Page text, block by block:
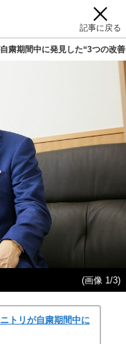
記事に戻る
粛期間中に発見した“3つの改
(画像 1/3)
トリが自粛期間中に